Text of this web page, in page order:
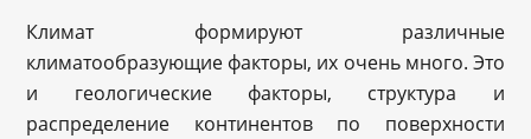
Климат формируют различные
климатообразующие факторы, их очень много. Это
и геологические факторы, структура и
распределение континентов по поверхности